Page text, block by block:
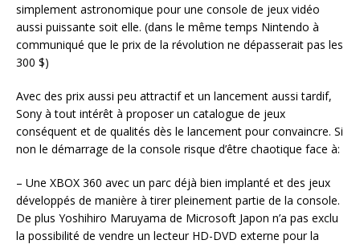
simplement astronomique pour une console de jeux vidéo
aussi puissante soit elle. (dans le même temps Nintendo à
communiqué que le prix de la révolution ne dépasserait pas les
300 $)
Avec des prix aussi peu attractif et un lancement aussi tardif,
Sony à tout intérêt à proposer un catalogue de jeux
conséquent et de qualités dès le lancement pour convaincre. Si
non le démarrage de la console risque d’être chaotique face à:
– Une XBOX 360 avec un parc déjà bien implanté et des jeux
développés de manière à tirer pleinement partie de la console.
De plus Yoshihiro Maruyama de Microsoft Japon n’a pas exclu
la possibilité de vendre un lecteur HD-DVD externe pour la